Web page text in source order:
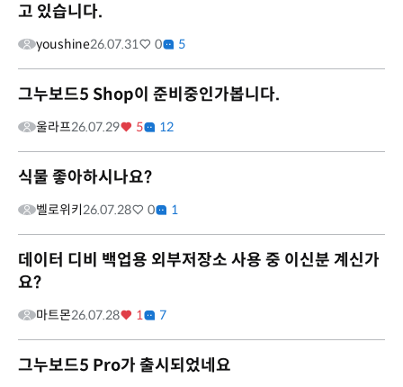
고 있습니다.
youshine26.07.31 0 5
그누보드5 Shop이 준비중인가봅니다.
울라프26.07.29 5 12
식물 좋아하시나요?
벨로위키26.07.28 0 1
데이터 디비 백업용 외부저장소 사용 중 이신분 계신가
요?
마트몬26.07.28 1 7
그누보드5 Pro가 출시되었네요